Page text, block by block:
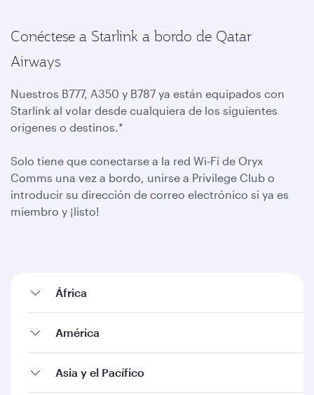
Conéctese a Starlink a bordo de Qatar
Airways
Nuestros B777, A350 y B787 ya están equipados con
Starlink al volar desde cualquiera de los siguientes
orígenes o destinos.*
Solo tiene que conectarse a la red Wi‑Fi de Oryx
Comms una vez a bordo, unirse a Privilege Club o
introducir su dirección de correo electrónico si ya es
miembro y ¡listo!
África
América
Asia y el Pacífico